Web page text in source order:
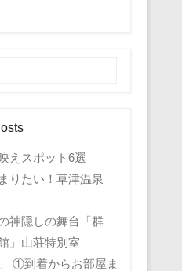
えスポット6選
りたい！草津温泉
神隠しの舞台「群
山荘特別室
①到着からお部屋ま